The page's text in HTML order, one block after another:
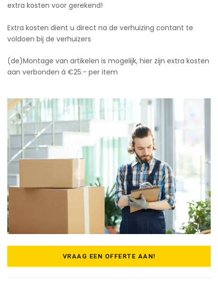
extra kosten voor gerekend!
Extra kosten dient u direct na de verhuizing contant te
voldoen bij de verhuizers
(de)Montage van artikelen is mogelijk, hier zijn extra kosten
aan verbonden á €25.- per item
VRAAG EEN OFFERTE AAN!